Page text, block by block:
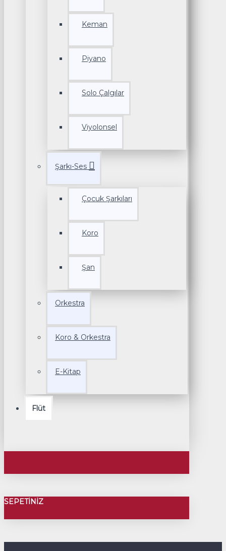
Keman
Piyano
Solo Çalgılar
Viyolonsel
Şarkı-Ses
Çocuk Şarkıları
Koro
Şan
Orkestra
Koro & Orkestra
E-Kitap
Flüt
SEPETINIZ